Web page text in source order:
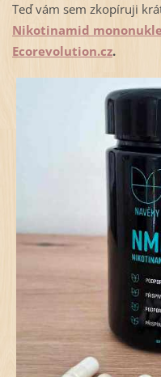
Teď vám sem zkopíruji
Nikotinamid
Ecorevolution.cz.